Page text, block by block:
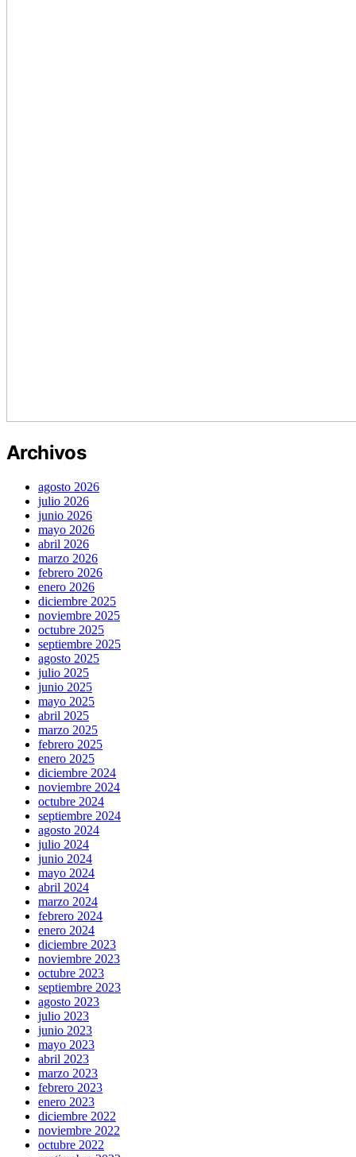
Archivos
agosto 2026
julio 2026
junio 2026
mayo 2026
abril 2026
marzo 2026
febrero 2026
enero 2026
diciembre 2025
noviembre 2025
octubre 2025
septiembre 2025
agosto 2025
julio 2025
junio 2025
mayo 2025
abril 2025
marzo 2025
febrero 2025
enero 2025
diciembre 2024
noviembre 2024
octubre 2024
septiembre 2024
agosto 2024
julio 2024
junio 2024
mayo 2024
abril 2024
marzo 2024
febrero 2024
enero 2024
diciembre 2023
noviembre 2023
octubre 2023
septiembre 2023
agosto 2023
julio 2023
junio 2023
mayo 2023
abril 2023
marzo 2023
febrero 2023
enero 2023
diciembre 2022
noviembre 2022
octubre 2022